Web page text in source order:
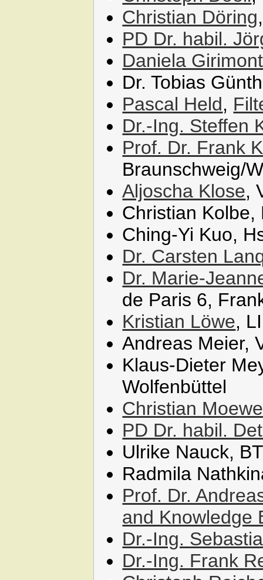
Christian Döring
PD Dr. habil.
Daniela
Dr. Tobias
Pascal Held,
Dr.-Ing. Steffen
Prof. Dr. Frank
Braunschweig/
Aljoscha Klose,
Christian Kolbe,
Ching-Yi Kuo,
Dr. Carsten
Dr. Marie-
de Paris 6,
Kristian Löwe,
Andreas Meier,
Klaus-Dieter
Wolfenbüttel
Christian
PD Dr. habil.
Ulrike Nauck,
Radmila
Prof. Dr.
and Knowledge
Dr.-Ing.
Dr.-Ing. Frank